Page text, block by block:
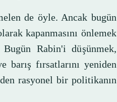
de öyle. Ancak bugün
kapanmasını önlemek
Rabin'i düşünmek,
barış fırsatlarını yeniden
rasyonel bir politikanın